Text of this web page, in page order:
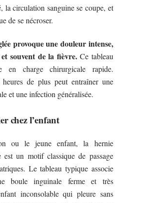
la circulation sanguine se coupe, et
de se nécroser.
provoque une douleur intense,
et souvent de la fièvre.Ce tableau
en charge chirurgicale rapide.
de plus peut entraîner une
et une infection généralisée.
chez l’enfant
ou le jeune enfant, la hernie
est un motif classique de passage
Le tableau typique associe
boule inguinale ferme et très
inconsolable qui pleure sans